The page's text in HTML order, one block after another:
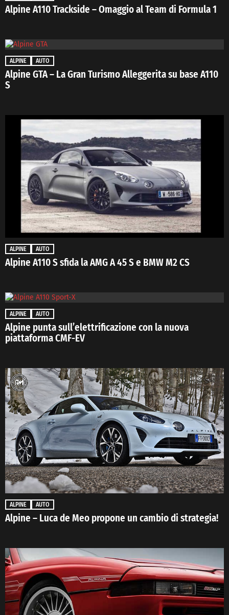
Alpine A110 Trackside – Omaggio al Team di Formula 1
ALPINE AUTO
Alpine GTA – La Gran Turismo Alleggerita su base A110
S
ALPINE AUTO
Alpine A110 S sfida la AMG A 45 S e BMW M2 CS
ALPINE AUTO
Alpine punta sull’elettrificazione con la nuova
piattaforma CMF-EV
ALPINE AUTO
Alpine – Luca de Meo propone un cambio di strategia!